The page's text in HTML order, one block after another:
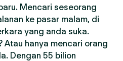
Mencari seseorang
ke pasar malam, di
yang anda suka.
Atau hanya mencari orang
Dengan 55 bilion